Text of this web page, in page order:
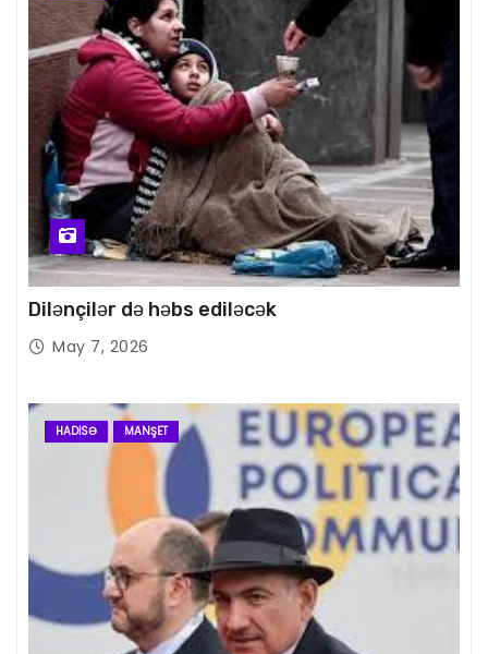
Dilənçilər də həbs ediləcək
May 7, 2026
HADISƏ MANŞET